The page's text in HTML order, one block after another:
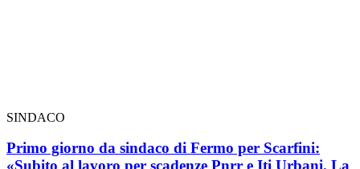
SINDACO
Primo giorno da sindaco di Fermo per Scarfini: